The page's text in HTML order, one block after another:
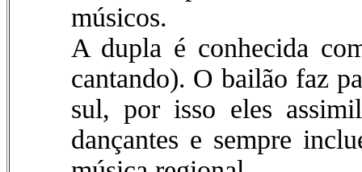
músicos.
A dupla é conhecida
cantando). O bailão faz
sul, por isso eles
dançantes e sempre